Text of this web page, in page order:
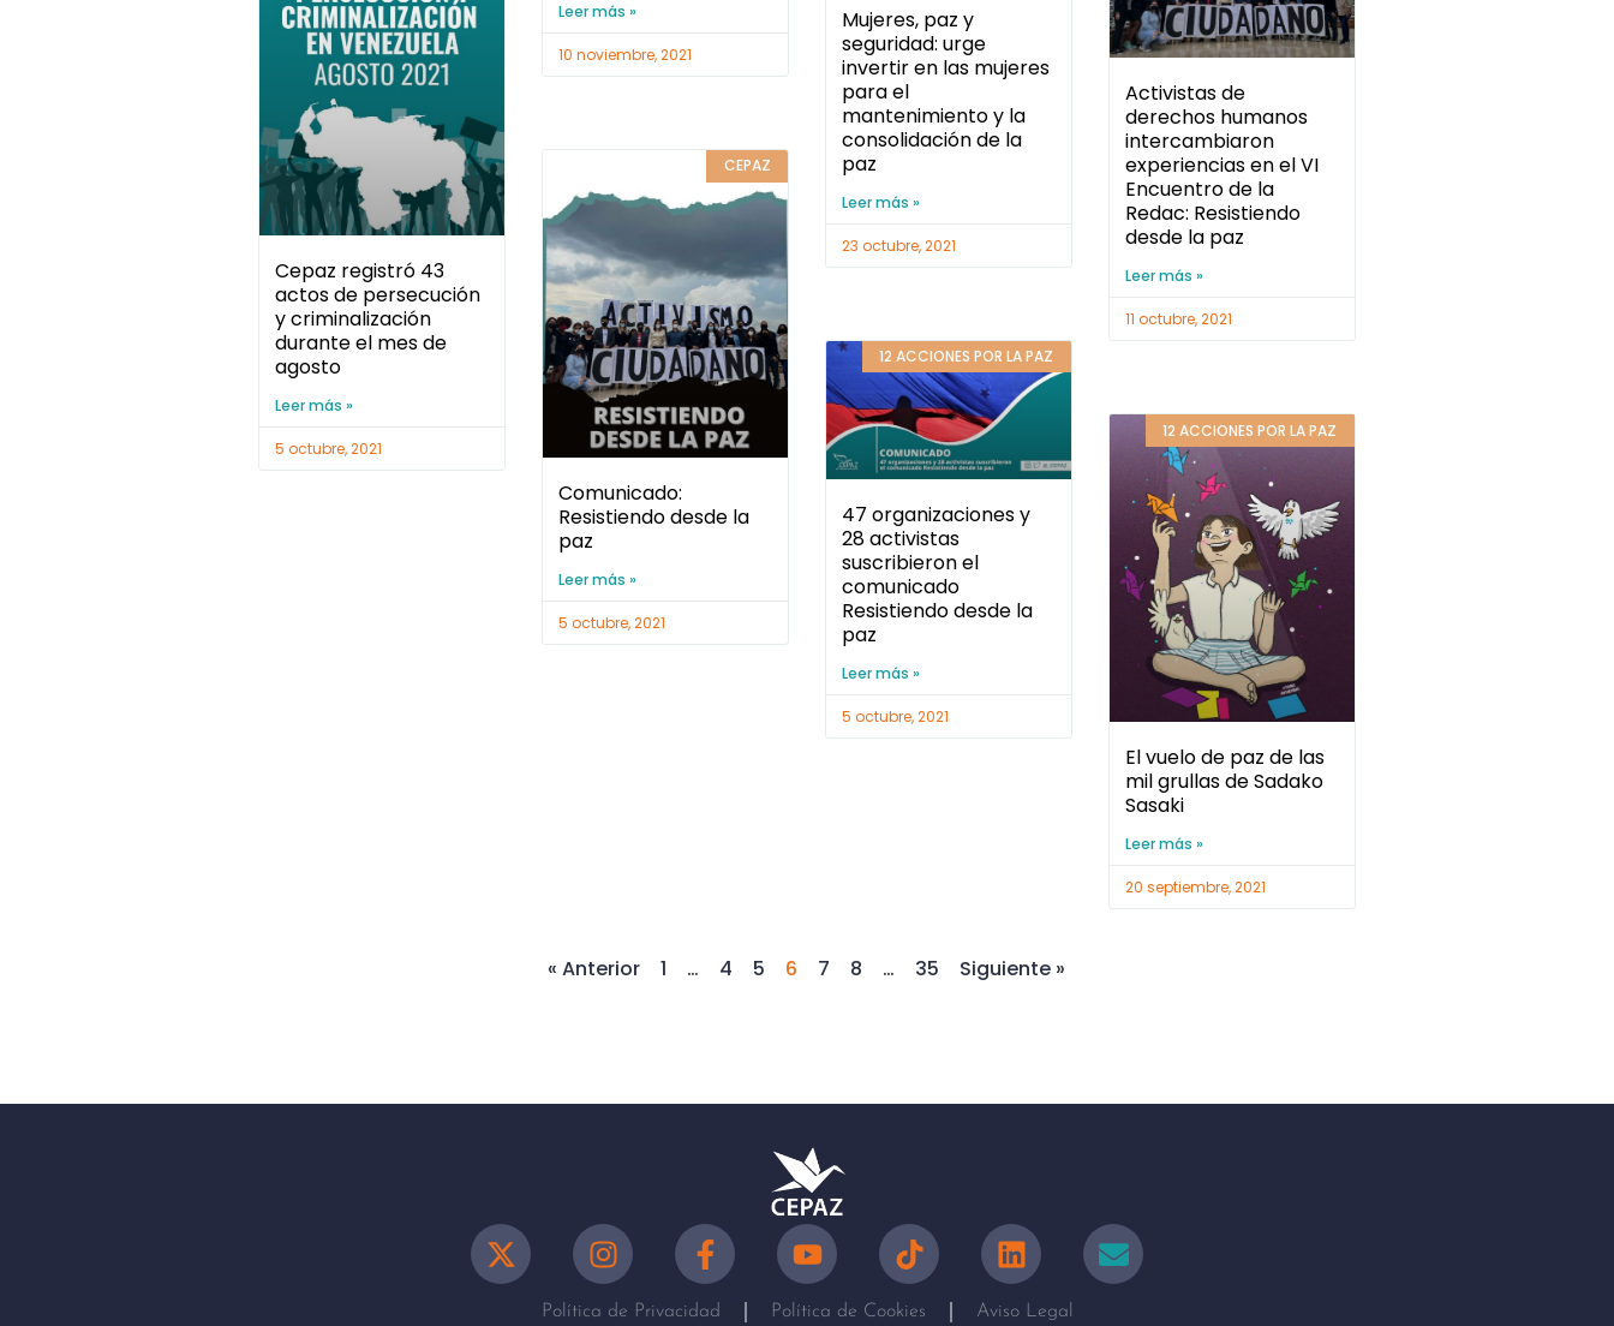
Leer más »
10 noviembre, 2021
Mujeres, paz y
seguridad: urge
invertir en las mujeres
para el
mantenimiento y la
consolidación de la
paz
Leer más »
23 octubre, 2021
Activistas de
derechos humanos
intercambiaron
experiencias en el VI
Encuentro de la
Redac: Resistiendo
desde la paz
Leer más »
11 octubre, 2021
Cepaz registró 43
actos de persecución
y criminalización
durante el mes de
agosto
Leer más »
5 octubre, 2021
CEPAZ
Comunicado:
Resistiendo desde la
paz
Leer más »
5 octubre, 2021
12 ACCIONES POR LA PAZ
47 organizaciones y
28 activistas
suscribieron el
comunicado
Resistiendo desde la
paz
Leer más »
5 octubre, 2021
12 ACCIONES POR LA PAZ
El vuelo de paz de las
mil grullas de Sadako
Sasaki
Leer más »
20 septiembre, 2021
« Anterior 1 … 4 5 6 7 8 … 35 Siguiente »
Política de Privacidad Política de Cookies Aviso Legal